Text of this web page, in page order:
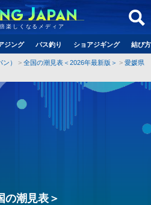
楽しくなるメディア
ジング バス釣り ショアジギング 結び
） 全国の潮見表＜2026年最新版＞
愛媛県
の潮見表＞